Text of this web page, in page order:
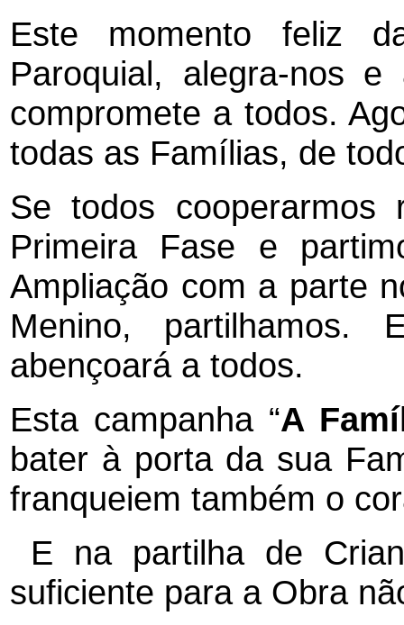
Este momento feliz
Paroquial, alegra-nos
compromete a todos.
todas as Famílias, de
Se todos cooperarmos
Primeira Fase e
Ampliação com a parte
Menino,
abençoará a todos.
Esta campanha “A
bater à porta da sua
franqueiem também o
E na partilha de
suficiente para a Obra